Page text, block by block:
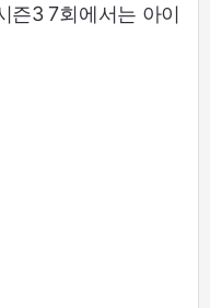
즌3 7회에서는 아이